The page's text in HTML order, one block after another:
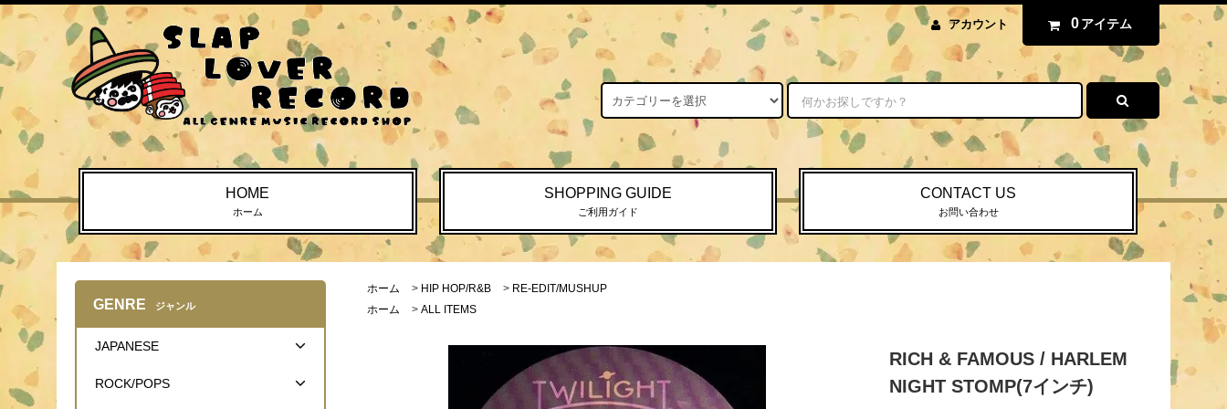
アカウント 0 アイテム
HOME
ホーム
SHOPPING GUIDE
ご利用ガイド
CONTACT US
お問い合わせ
ホーム > HIP HOP/R&B > RE-EDIT/MUSHUP
ホーム
> ALL ITEMS
RICH & FAMOUS / HARLEM
NIGHT STOMP(7インチ)
GENRE ジャンル
JAPANESE
ROCK/POPS